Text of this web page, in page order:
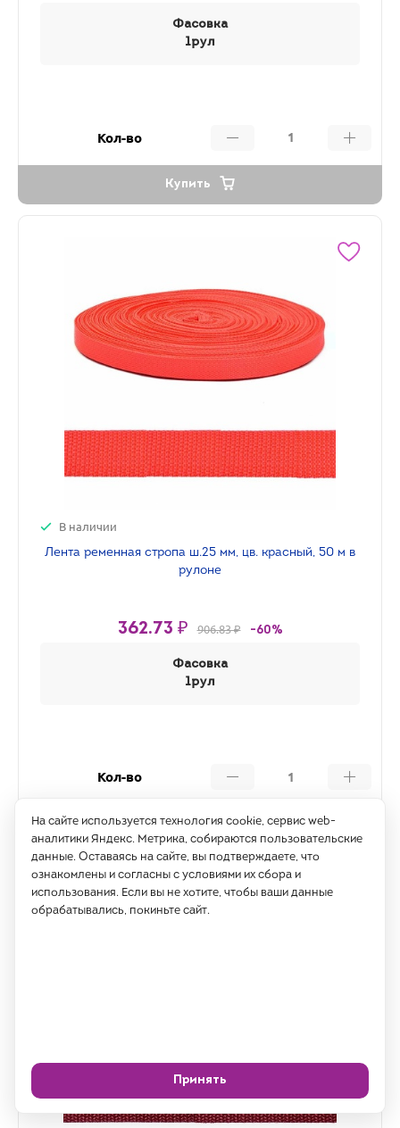
Фасовка
1рул
Кол-во
Купить
В наличии
Лента ременная стропа ш.25 мм, цв. красный, 50 м в
рулоне
362.73 ₽ 906.83 ₽ -60%
Фасовка
1рул
Кол-во
Купить
На сайте используется технология cookie, сервис web-
аналитики Яндекс. Метрика, собираются пользовательские
данные. Оставаясь на сайте, вы подтверждаете, что
ознакомлены и согласны с условиями их сбора и
использования. Если вы не хотите, чтобы ваши данные
обрабатывались, покиньте сайт.
Принять